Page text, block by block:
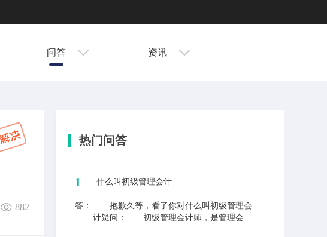
问答 资讯
882
热门问答
1 什么叫初级管理会计
答：
抱歉久等，看了你对什么叫初级管理会
计疑问： 初级管理会计师，是管理会计